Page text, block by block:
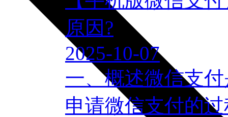
原因?
2025-10-07
一、概述微信支
申请微信支付的